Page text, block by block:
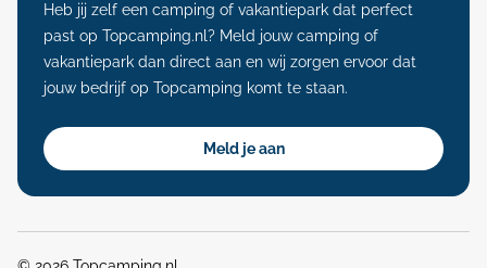
Heb jij zelf een camping of vakantiepark dat perfect
past op Topcamping.nl? Meld jouw camping of
vakantiepark dan direct aan en wij zorgen ervoor dat
jouw bedrijf op Topcamping komt te staan.
Meld je aan